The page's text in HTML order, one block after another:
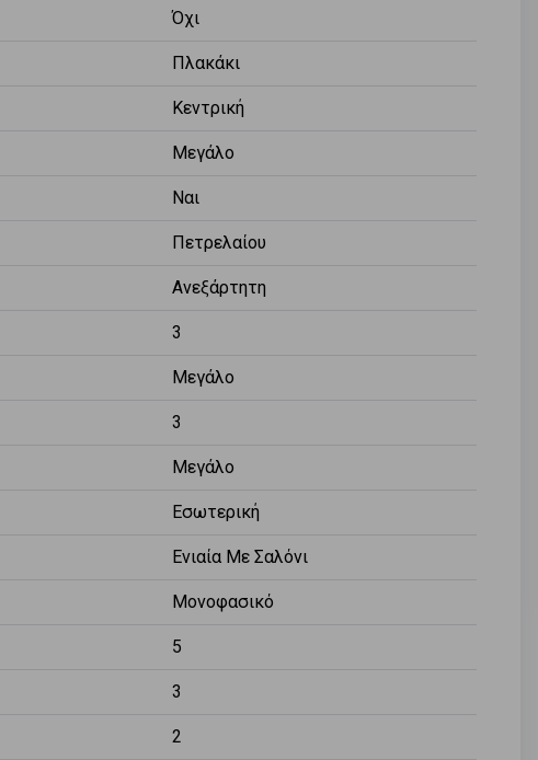
Όχι
Πλακάκι
Κεντρική
Μεγάλο
Ναι
Πετρελαίου
Ανεξάρτητη
3
Μεγάλο
3
Μεγάλο
Εσωτερική
Ενιαία Με Σαλόνι
Μονοφασικό
5
3
2